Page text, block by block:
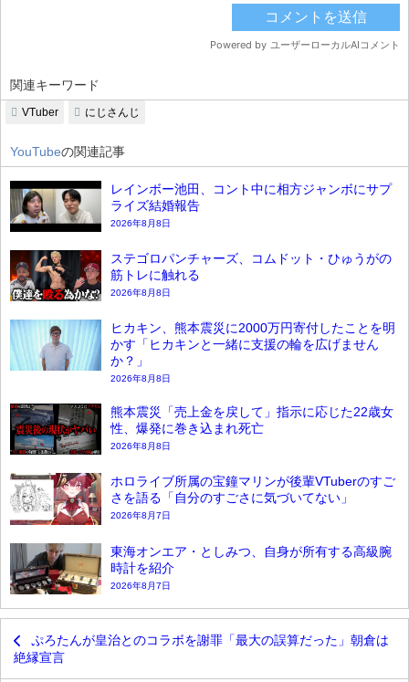
関連キーワード
VTuber にじさんじ
YouTubeの関連記事
レインボー池田、コント中に相方ジャンボにサプ
ライズ結婚報告
2026年8月8日
ステゴロパンチャーズ、コムドット・ひゅうがの
筋トレに触れる
2026年8月8日
ヒカキン、熊本震災に2000万円寄付したことを明
かす「ヒカキンと一緒に支援の輪を広げません
か？」
2026年8月8日
熊本震災「売上金を戻して」指示に応じた22歳女
性、爆発に巻き込まれ死亡
2026年8月8日
ホロライブ所属の宝鐘マリンが後輩VTuberのすご
さを語る「自分のすごさに気づいてない」
2026年8月7日
東海オンエア・としみつ、自身が所有する高級腕
時計を紹介
2026年8月7日
ぷろたんが皇治とのコラボを謝罪「最大の誤算だった」朝倉は
絶縁宣言